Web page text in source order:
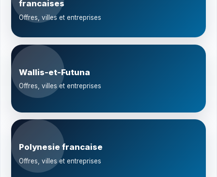
francaises
Offres, villes et entreprises
Wallis-et-Futuna
Offres, villes et entreprises
Polynesie francaise
Offres, villes et entreprises